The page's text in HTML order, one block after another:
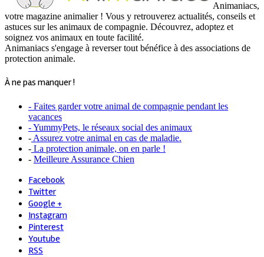
Animaniacs,
votre magazine animalier ! Vous y retrouverez actualités, conseils et
astuces sur les animaux de compagnie. Découvrez, adoptez et
soignez vos animaux en toute facilité.
Animaniacs s'engage à reverser tout bénéfice à des associations de
protection animale.
À ne pas manquer !
- Faites garder votre animal de compagnie pendant les
vacances
- YummyPets, le réseaux social des animaux
- Assurez votre animal en cas de maladie.
- La protection animale, on en parle !
- Meilleure Assurance Chien
Facebook
Twitter
Google +
Instagram
Pinterest
Youtube
RSS